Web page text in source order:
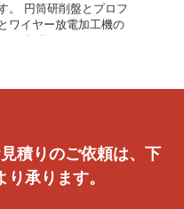
。 円筒研削盤とプロフ
ワイヤー放電加工機の
て 超硬パン...
積りのご依頼は、下
承ります。